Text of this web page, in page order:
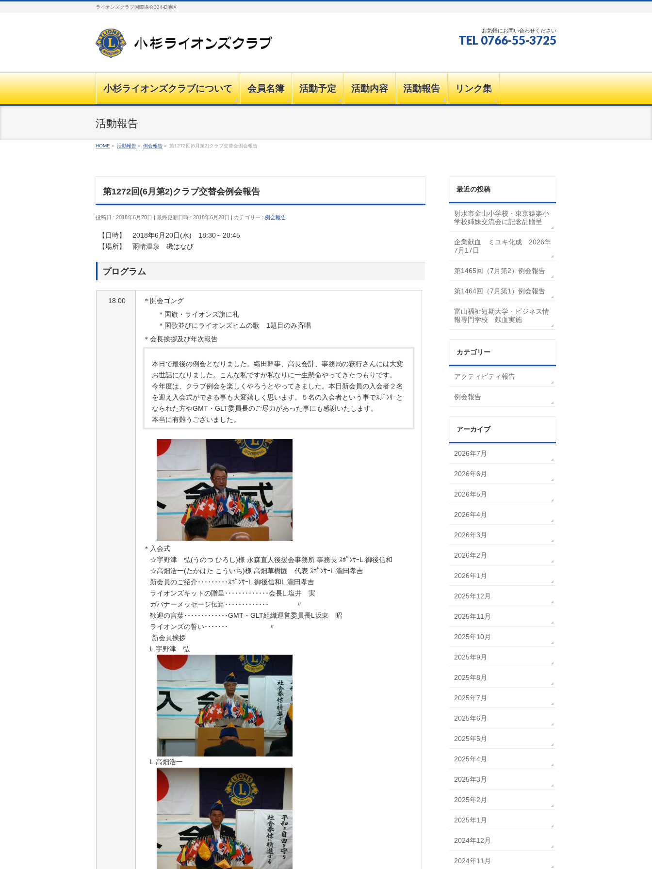
ライオンズクラブ国際協会334-D地区
お気軽にお問い合わせください
TEL 0766-55-3725
小杉ライオンズクラブについて 会員名簿 活動予定 活動内容 活動報告 リンク集
活動報告
HOME » 活動報告 » 例会報告 » 第1272回(6月第2)クラブ交替会例会報告
第1272回(6月第2)クラブ交替会例会報告
投稿日 : 2018年6月28日 最終更新日時 : 2018年6月28日 カテゴリー : 例会報告
【日時】 2018年6月20日(水) 18:30～20:45
【場所】 雨晴温泉 磯はなび
プログラム
18:00
＊開会ゴング
＊国旗・ライオンズ旗に礼
＊国歌並びにライオンズヒムの歌 1題目のみ斉唱
＊会長挨拶及び年次報告
本日で最後の例会となりました。織田幹事、高長会計、事務局の萩行さんには大変
お世話になりました。こんな私ですが私なりに一生懸命やってきたつもりです。
今年度は、クラブ例会を楽しくやろうとやってきました。本日新会員の入会者２名
を迎え入会式ができる事も大変嬉しく思います。５名の入会者という事でｽﾎﾟﾝｻｰと
なられた方やGMT・GLT委員長のご尽力があった事にも感謝いたします。
本当に有難うございました。
＊入会式
☆宇野津 弘(うのつ ひろし)様 永森直人後援会事務所 事務長 ｽﾎﾟﾝｻｰL.御後信和
☆高畑浩一(たかはた こういち)様 高畑草樹園 代表 ｽﾎﾟﾝｻｰL.瀧田孝吉
新会員のご紹介･････････ｽﾎﾟﾝｻｰL.御後信和L.瀧田孝吉
ライオンズキットの贈呈･････････････会長L.塩井 実
ガバナーメッセージ伝達･････････････ 〃
歓迎の言葉･････････････GMT・GLT組織運営委員長L坂東 昭
ライオンズの誓い･･･････ 〃
新会員挨拶
L.宇野津 弘
L.高畑浩一
最近の投稿
射水市金山小学校・東京猿楽小
学校姉妹交流会に記念品贈呈
企業献血 ミユキ化成 2026年
7月17日
第1465回（7月第2）例会報告
第1464回（7月第1）例会報告
富山福祉短期大学・ビジネス情
報専門学校 献血実施
カテゴリー
アクティビティ報告
例会報告
アーカイブ
2026年7月
2026年6月
2026年5月
2026年4月
2026年3月
2026年2月
2026年1月
2025年12月
2025年11月
2025年10月
2025年9月
2025年8月
2025年7月
2025年6月
2025年5月
2025年4月
2025年3月
2025年2月
2025年1月
2024年12月
2024年11月